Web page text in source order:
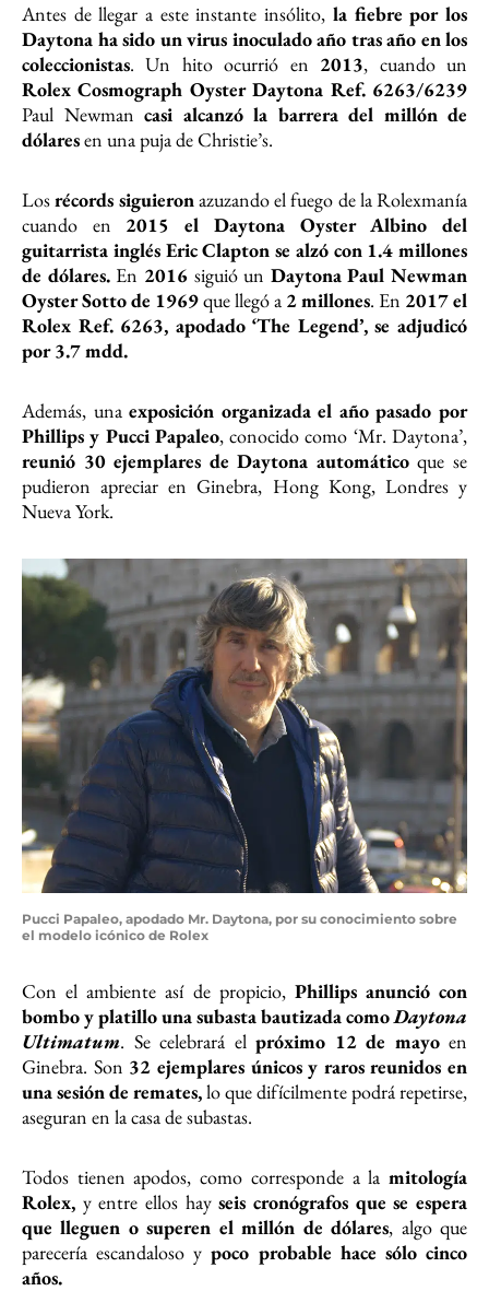
Antes de llegar a este instante insólito, la fiebre por los
Daytona ha sido un virus inoculado año tras año en los
coleccionistas. Un hito ocurrió en 2013, cuando un
Rolex Cosmograph Oyster Daytona Ref. 6263/6239
Paul Newman casi alcanzó la barrera del millón de
dólaresen una puja de Christie’s.
Losrécords siguieronazuzando el fuego de la Rolexmanía
cuando en 2015 el Daytona Oyster Albino del
guitarrista inglés Eric Clapton se alzó con 1.4 millones
de dólares.En 2016siguió un Daytona Paul Newman
Oyster Sotto de 1969que llegó a 2 millones. En 2017 el
Rolex Ref. 6263, apodado ‘The Legend’, se adjudicó
por 3.7 mdd.
Además, unaexposición organizada el año pasado por
Phillips y Pucci Papaleo, conocido como ‘Mr. Daytona’,
reunió 30 ejemplares de Daytona automáticoque se
pudieron apreciar en Ginebra, Hong Kong, Londres y
Nueva York.
Pucci Papaleo, apodado Mr. Daytona, por su conocimiento sobre
el modelo icónico de Rolex
Con el ambiente así de propicio, Phillips anunció con
bombo y platillo una subasta bautizada comoDaytona
Ultimatum. Se celebrará el próximo 12 de mayoen
Ginebra. Son 32 ejemplares únicos y raros reunidos en
una sesión de remates,lo que difícilmente podrá repetirse,
aseguran en la casa de subastas.
Todos tienen apodos, como corresponde a la mitología
Rolex, y entre ellos hayseis cronógrafos que se espera
que lleguen o superen el millón de dólares, algo que
parecería escandaloso ypoco probable hace sólo cinco
años.